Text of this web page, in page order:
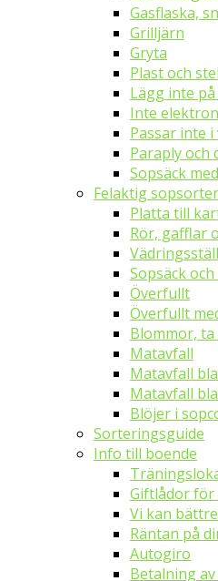
Gasflaska,
Grilljärn
Gryta
Plast och
Lägg inte
Inte
Passar inte
Paraply och
Sopsäck
Felaktig
Platta till
Rör, gafflar
Sopsäck och
Överfullt
Överfullt
Blommor, ta
Matavfall
Matavfall
Matavfall
Blöjer i
Sorteringsguide
Info till boende
Giftlådor
Vi kan bättre
Räntan på
Autogiro
Betalning av